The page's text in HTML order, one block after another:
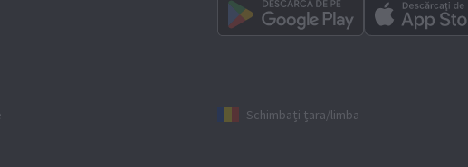
Schimbați țara/limba